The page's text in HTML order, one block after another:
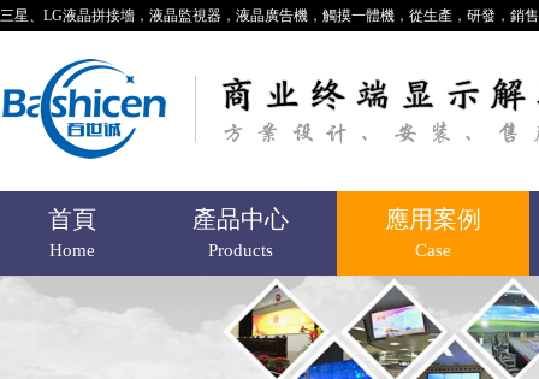
三星、LG液晶拼接墻，液晶監視器，液晶廣告機，觸摸一體機，從生產，研發，銷
首頁
Home
產品中心
Products
應用案例
Case